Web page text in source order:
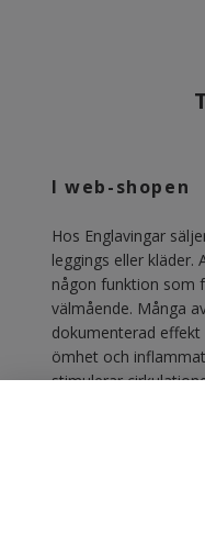
I web-shopen
Hos Englavingar
leggings eller kläder.
någon funktion som
välmående. Många
dokumenterad
ömhet och
stimulerar